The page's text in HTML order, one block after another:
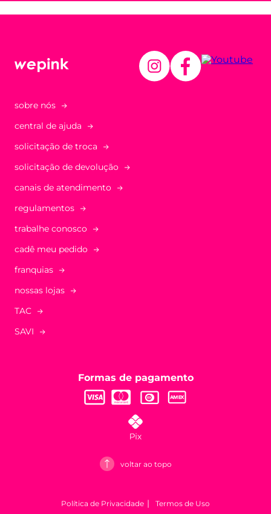
sobre nós
central de ajuda
solicitação de troca
solicitação de devolução
canais de atendimento
regulamentos
trabalhe conosco
cadê meu pedido
franquias
nossas lojas
TAC
SAVI
Formas de pagamento
voltar ao topo
Política de Privacidade Termos de Uso